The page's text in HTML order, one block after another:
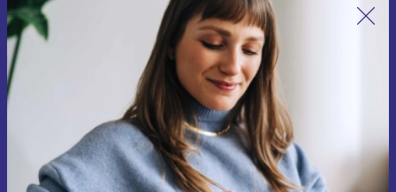
Meld je aan voor onze nieuwsbrief en
ontvang €15 korting!
Mis nooit meer een aanbieding.
Voucher aanvragen